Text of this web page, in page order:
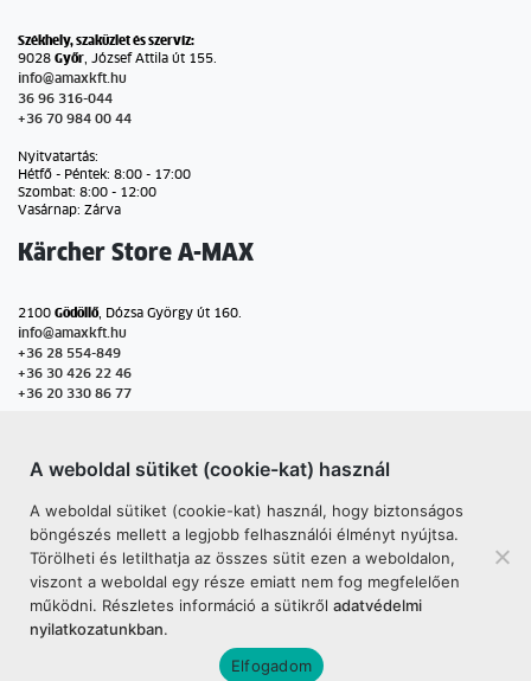
Székhely, szaküzlet és szervíz:
9028 Győr, József Attila út 155.
info@amaxkft.hu
36 96 316-044
+36 70 984 00 44
Nyitvatartás:
Hétfő - Péntek: 8:00 - 17:00
Szombat: 8:00 - 12:00
Vasárnap: Zárva
Kärcher Store A-MAX
2100 Gödöllő, Dózsa György út 160.
info@amaxkft.hu
+36 28 554-849
+36 30 426 22 46
+36 20 330 86 77
Szombat: 8:00 - 13:00
© 2026 Kärcher Center - A-Max - A-Max Kft. • 9028 Győr, József
Attila út 155 •info@amaxkft.hu
Webáruház készítés, online marketing:STARS Agency
A weboldal sütiket (cookie-kat) használ
A weboldal sütiket (cookie-kat) használ, hogy biztonságos
böngészés mellett a legjobb felhasználói élményt nyújtsa.
Törölheti és letilthatja az összes sütit ezen a weboldalon,
viszont a weboldal egy része emiatt nem fog megfelelően
működni. Részletes információ a sütikről adatvédelmi
nyilatkozatunkban.
Elfogadom